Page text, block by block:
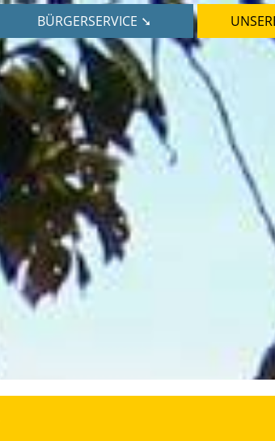
BÜRGERSERVICE ➘